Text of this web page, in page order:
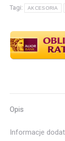
Tagi: AKCESORIA
Opis
Informacje